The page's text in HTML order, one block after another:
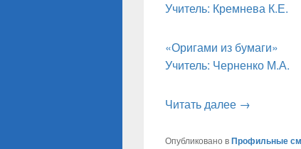
Учитель: Кремнева К.Е.
«Оригами из бумаги»
Учитель: Черненко М.А.
Читать далее →
Опубликовано вПрофильные